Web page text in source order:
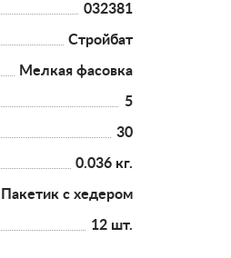
032381
Стройбат
Мелкая фасовка
5
30
0.036 кг.
Пакетик с хедером
12 шт.